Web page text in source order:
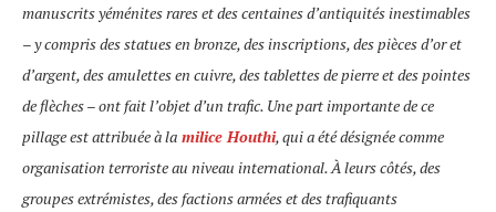
manuscrits yéménites rares et des centaines d’antiquités inestimables
– y compris des statues en bronze, des inscriptions, des pièces d’or et
d’argent, des amulettes en cuivre, des tablettes de pierre et des pointes
de flèches – ont fait l’objet d’un trafic. Une part importante de ce
pillage est attribuée à la milice Houthi, qui a été désignée comme
organisation terroriste au niveau international. À leurs côtés, des
groupes extrémistes, des factions armées et des trafiquants